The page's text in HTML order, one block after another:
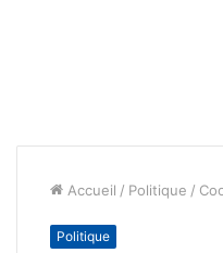
Accueil / Politique /
Politique